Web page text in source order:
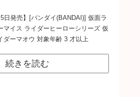
5日発売】[バンダイ(BANDAI)] 仮面ラ
マイス ライダーヒーローシリーズ 仮
ダーマオウ 対象年齢 3 才以上
続きを読む